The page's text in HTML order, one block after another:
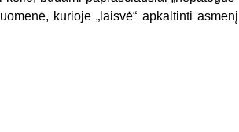
kurioje „laisvė“ apkaltinti asmenį